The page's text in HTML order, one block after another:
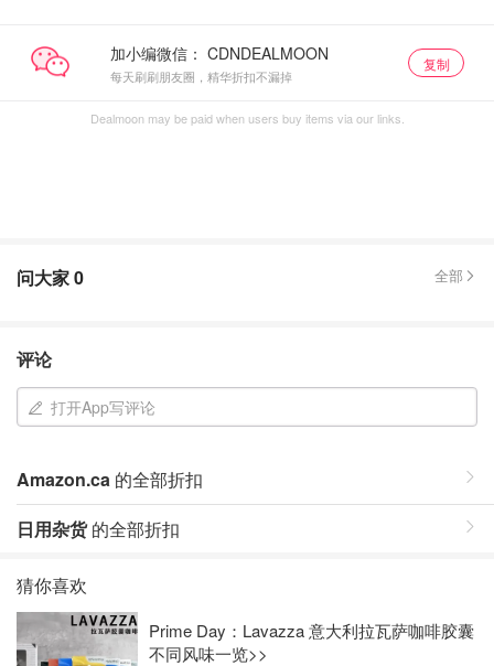
加小编微信：
每天刷刷朋友圈，精华折扣不漏掉
复制
Dealmoon may be paid when users buy items via our links.
问大家0 全部
评论
打开App写评论
Amazon.ca 的全部折扣
日用杂货的全部折扣
猜你喜欢
Prime Day：Lavazza 意大利拉瓦萨咖啡胶囊
不同风味一览>>